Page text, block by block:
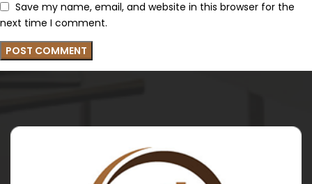
Save my name, email, and website in this browser for the
next time I comment.